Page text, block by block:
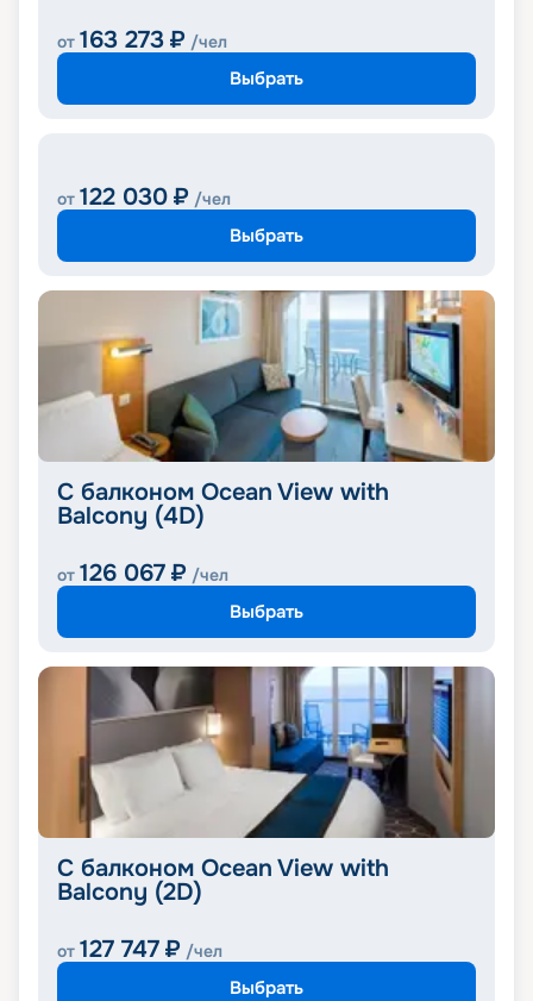
от 163 273 ₽ /чел
Выбрать
от 122 030 ₽ /чел
Выбрать
С балконом Ocean View with
Balcony (4D)
от 126 067 ₽ /чел
Выбрать
С балконом Ocean View with
Balcony (2D)
от 127 747 ₽ /чел
Выбрать